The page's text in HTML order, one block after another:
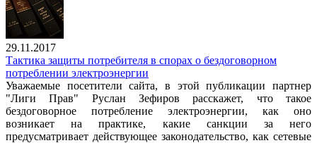
29.11.2017
Тактика защиты потребителя в спорах о бездоговорном
потреблении электроэнергии
Уважаемые посетители сайта, в этой публикации партнер
"Лиги Прав" Руслан Зефиров расскажет, что такое
бездоговорное потребление электроэнергии, как оно
возникает на практике, какие санкции за него
предусматривает действующее законодательство, как сетевые